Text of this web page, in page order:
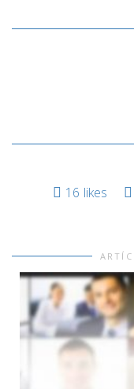
16 likes